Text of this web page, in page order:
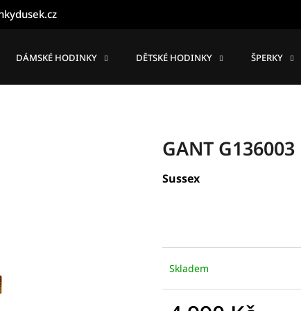
DÁMSKÉ HODINKY DĚTSKÉ HODINKY ŠPERKY
GANT G136003
Sussex
Skladem